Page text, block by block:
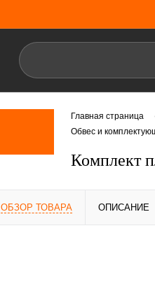
Главная страница
Обвес и
Комплект
ОБЗОР ТОВАРА ОПИСАНИЕ